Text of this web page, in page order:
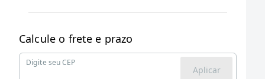
Calcule o frete e prazo
Digite seu CEP
Aplicar